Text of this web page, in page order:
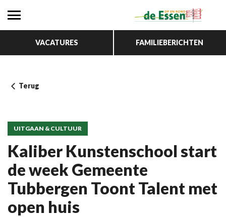
VACATURES FAMILIEBERICHTEN
Terug
UITGAAN & CULTUUR
Kaliber Kunstenschool start
de week Gemeente
Tubbergen Toont Talent met
open huis